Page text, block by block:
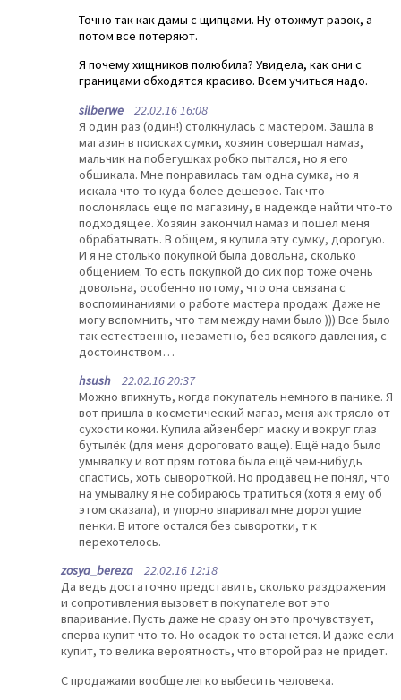
Точно так как дамы с щипцами. Ну отожмут разок, а
потом все потеряют.
Я почему хищников полюбила? Увидела, как они с
границами обходятся красиво. Всем учиться надо.
silberwe 22.02.16 16:08
Я один раз (один!) столкнулась с мастером. Зашла в
магазин в поисках сумки, хозяин совершал намаз,
мальчик на побегушках робко пытался, но я его
обшикала. Мне понравилась там одна сумка, но я
искала что-то куда более дешевое. Так что
послонялась еще по магазину, в надежде найти что-то
подходящее. Хозяин закончил намаз и пошел меня
обрабатывать. В общем, я купила эту сумку, дорогую.
И я не столько покупкой была довольна, сколько
общением. То есть покупкой до сих пор тоже очень
довольна, особенно потому, что она связана с
воспоминаниями о работе мастера продаж. Даже не
могу вспомнить, что там между нами было ))) Все было
так естественно, незаметно, без всякого давления, с
достоинством…
hsush 22.02.16 20:37
Можно впихнуть, когда покупатель немного в панике. Я
вот пришла в косметический магаз, меня аж трясло от
сухости кожи. Купила айзенберг маску и вокруг глаз
бутылёк (для меня дороговато ваще). Ещё надо было
умывалку и вот прям готова была ещё чем-нибудь
спастись, хоть сывороткой. Но продавец не понял, что
на умывалку я не собираюсь тратиться (хотя я ему об
этом сказала), и упорно впаривал мне дорогущие
пенки. В итоге остался без сыворотки, т к
перехотелось.
zosya_bereza 22.02.16 12:18
Да ведь достаточно представить, сколько раздражения
и сопротивления вызовет в покупателе вот это
впаривание. Пусть даже не сразу он это прочувствует,
сперва купит что-то. Но осадок-то останется. И даже если
купит, то велика вероятность, что второй раз не придет.
С продажами вообще легко выбесить человека.